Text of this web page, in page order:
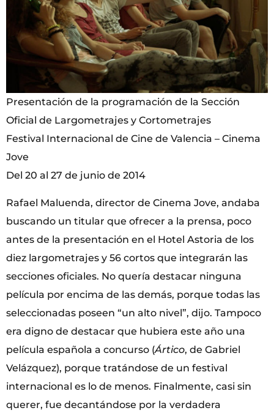
Presentación de la programación de la Sección
Oficial de Largometrajes y Cortometrajes
Festival Internacional de Cine de Valencia – Cinema
Jove
Del 20 al 27 de junio de 2014
Rafael Maluenda, director de Cinema Jove, andaba
buscando un titular que ofrecer a la prensa, poco
antes de la presentación en el Hotel Astoria de los
diez largometrajes y 56 cortos que integrarán las
secciones oficiales. No quería destacar ninguna
película por encima de las demás, porque todas las
seleccionadas poseen “un alto nivel”, dijo. Tampoco
era digno de destacar que hubiera este año una
película española a concurso (Ártico, de Gabriel
Velázquez), porque tratándose de un festival
internacional es lo de menos. Finalmente, casi sin
querer, fue decantándose por la verdadera